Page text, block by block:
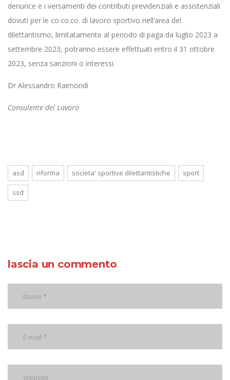
denunce e i versamenti dei contributi previdenziali e assistenziali
dovuti per le co.co.co. di lavoro sportivo nell’area del
dilettantismo, limitatamente al periodo di paga da luglio 2023 a
settembre 2023, potranno essere effettuati entro il 31 ottobre
2023, senza sanzioni o interessi.
Dr Alessandro Raimondi
Consulente del Lavoro
asd riforma societa' sportive dilettantistiche sport
ssd
lascia un commento